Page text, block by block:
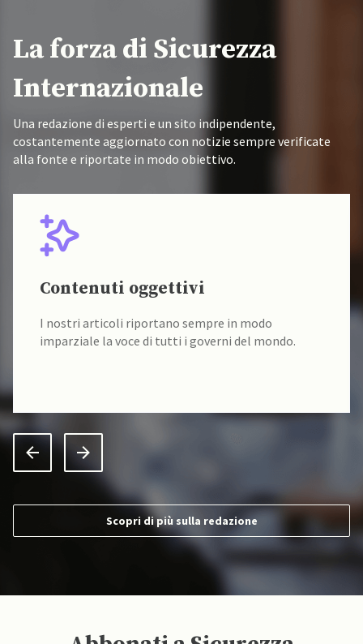
La forza di Sicurezza
Internazionale
Una redazione di esperti e un sito indipendente,
costantemente aggiornato con notizie sempre verificate
alla fonte e riportate in modo obiettivo.
Contenuti oggettivi
I nostri articoli riportano sempre in modo
imparziale la voce di tutti i governi del mondo.
Scopri di più sulla redazione